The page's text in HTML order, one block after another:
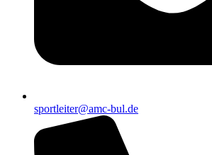
sportleiter@amc-bul.de